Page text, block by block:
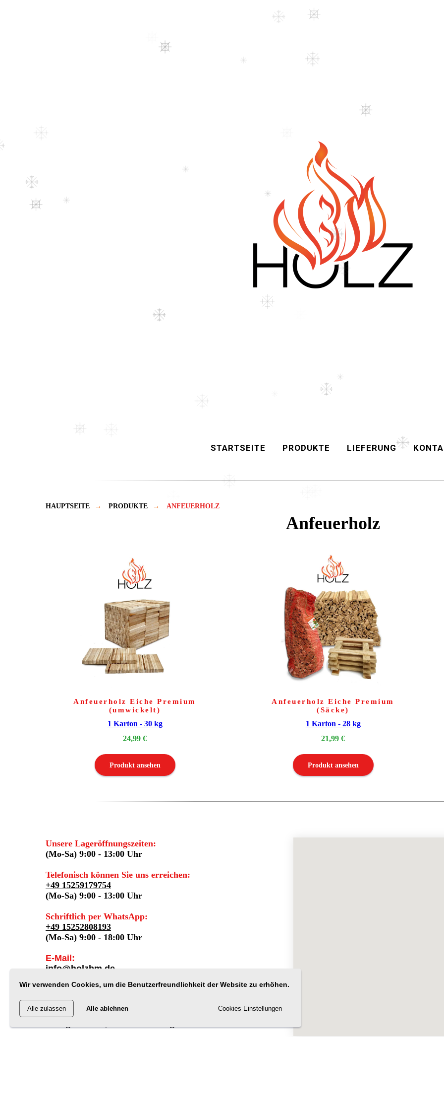
STARTSEITE PRODUKTE LIEFERUNG
Wir verwenden Cookies, um die Benutzerfreundlichkeit der Website zu erhöhen.
Alle zulassen Alle ablehnen Cookies Einstellungen
HAUPTSEITE → PRODUKTE → ANFEUERHOLZ
Anfeuerholz
Anfeuerholz Eiche Premium
(umwickelt)
1 Karton - 30 kg
24,99 €
Produkt ansehen
Anfeuerholz Eiche Premium
(Säcke)
1 Karton - 28 kg
21,99 €
Produkt ansehen
Unsere Lageröffnungszeiten:
(Mo-Sa) 9:00 - 13:00 Uhr
Telefonisch können Sie uns erreichen:
+49 15259179754
(Mo-Sa) 9:00 - 13:00 Uhr
Schriftlich per WhatsApp:
+49 15252808193
(Mo-Sa) 9:00 - 18:00 Uhr
E-Mail:
info@holzbm.de
HolzBM GmbH